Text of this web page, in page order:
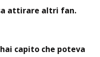
attirare altri fan.
capito che poteva